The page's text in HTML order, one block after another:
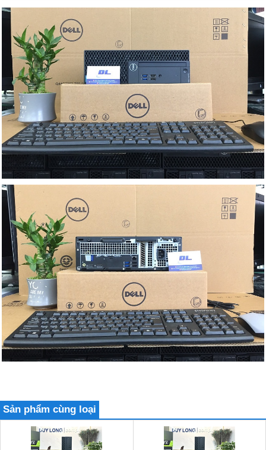
Sản phẩm cùng loại